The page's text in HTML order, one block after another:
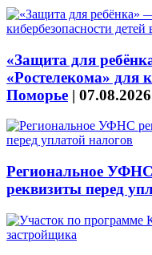
«Защита для
«Ростелекома» для
Поморье | 07.08.2026
Региональное УФНС
реквизиты перед